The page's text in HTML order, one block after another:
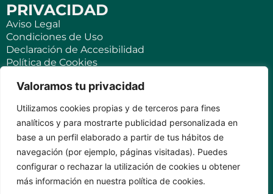
Valoramos tu privacidad
Utilizamos cookies propias y de terceros para fines
analíticos y para mostrarte publicidad personalizada en
base a un perfil elaborado a partir de tus hábitos de
navegación (por ejemplo, páginas visitadas). Puedes
configurar o rechazar la utilización de cookies u obtener
más información en nuestra política de cookies.
PRIVACIDAD
Aviso Legal
Condiciones de Uso
Declaración de Accesibilidad
Política de Cookies
SEGUROS
Para ti
Negocios y PYMES
Seguro de viaje
Seguro para Viviendas Vacacionales
Seguro para teléfonos móviles